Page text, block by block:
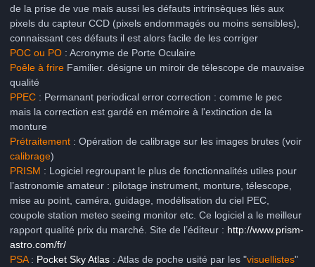
de la prise de vue mais aussi les défauts intrinsèques liés aux
pixels du capteur CCD (pixels endommagés ou moins sensibles),
connaissant ces défauts il est alors facile de les corriger
POC ou PO : Acronyme de Porte Oculaire
Poêle à frire Familier. désigne un miroir de télescope de mauvaise
qualité
PPEC : Permanant periodical error correction : comme le pec
mais la correction est gardé en mémoire à l'extinction de la
monture
Prétraitement : Opération de calibrage sur les images brutes (voir
calibrage)
PRISM : Logiciel regroupant le plus de fonctionnalités utiles pour
l’astronomie amateur : pilotage instrument, monture, télescope,
mise au point, caméra, guidage, modélisation du ciel PEC,
coupole station meteo seeing monitor etc. Ce logiciel a le meilleur
rapport qualité prix du marché. Site de l’éditeur : http://www.prism-
astro.com/fr/
PSA: Pocket Sky Atlas : Atlas de poche usité par les "visuellistes"